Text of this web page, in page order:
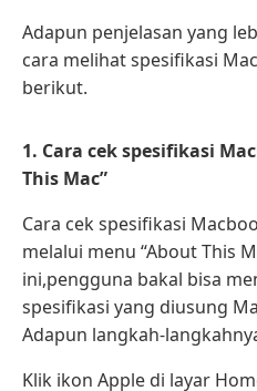
Adapun penjelasan yang
cara melihat spesifikasi
berikut.
1. Cara cek spesifikasi
This Mac”
Cara cek spesifikasi
melalui menu “About This
ini,pengguna bakal bisa
spesifikasi yang diusung
Adapun langkah-
Klik ikon Apple di layar